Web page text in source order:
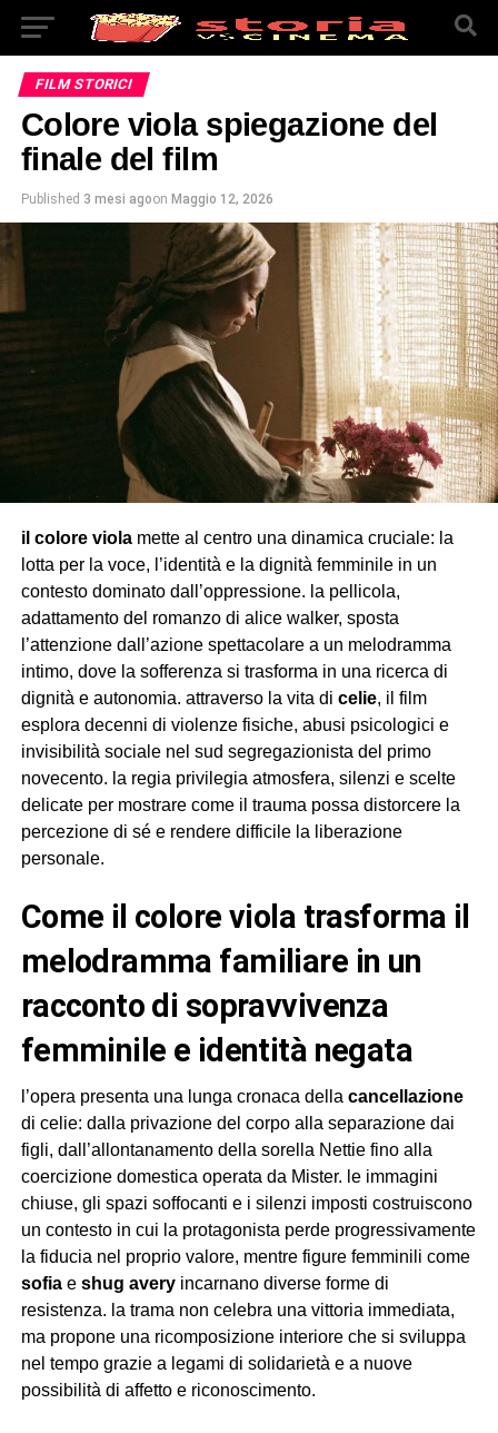
FILM STORICI
Colore viola spiegazione del
finale del film
Published 3 mesi agoon Maggio 12, 2026
il colore violamette al centro una dinamica cruciale: la
lotta per la voce, l’identità e la dignità femminile in un
contesto dominato dall’oppressione. la pellicola,
adattamento del romanzo di alice walker, sposta
l’attenzione dall’azione spettacolare a un melodramma
intimo, dove la sofferenza si trasforma in una ricerca di
dignità e autonomia. attraverso la vita di celie, il film
esplora decenni di violenze fisiche, abusi psicologici e
invisibilità sociale nel sud segregazionista del primo
novecento. la regia privilegia atmosfera, silenzi e scelte
delicate per mostrare come il trauma possa distorcere la
percezione di sé e rendere difficile la liberazione
personale.
come il colore viola trasforma il
melodramma familiare in un
racconto di sopravvivenza
femminile e identità negata
l’opera presenta una lunga cronaca della cancellazione
di celie: dalla privazione del corpo alla separazione dai
figli, dall’allontanamento della sorella Nettie fino alla
coercizione domestica operata da Mister. le immagini
chiuse, gli spazi soffocanti e i silenzi imposti costruiscono
un contesto in cui la protagonista perde progressivamente
la fiducia nel proprio valore, mentre figure femminili come
sofiae shug averyincarnano diverse forme di
resistenza. la trama non celebra una vittoria immediata,
ma propone una ricomposizione interiore che si sviluppa
nel tempo grazie a legami di solidarietà e a nuove
possibilità di affetto e riconoscimento.